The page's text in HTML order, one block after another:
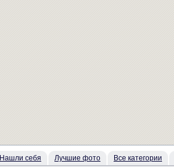
Нашли себя Лучшие фото Все категории